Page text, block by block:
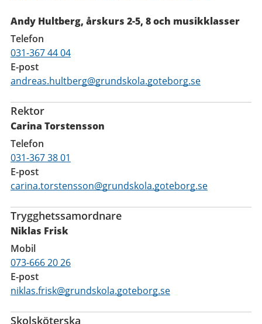
Andy Hultberg, årskurs 2-5, 8 och musikklasser
Telefon
031-367 44 04
E-post
andreas.hultberg@grundskola.goteborg.se
Rektor
Carina Torstensson
Telefon
031-367 38 01
E-post
carina.torstensson@grundskola.goteborg.se
Trygghetssamordnare
Niklas Frisk
Mobil
073-666 20 26
E-post
niklas.frisk@grundskola.goteborg.se
Skolsköterska